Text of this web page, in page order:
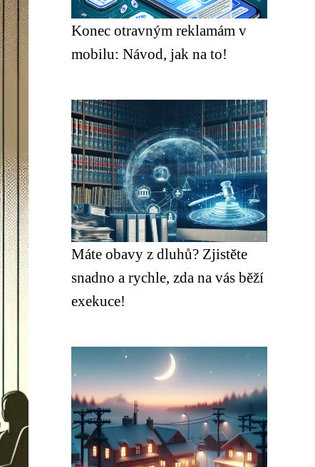
Konec otravným reklamám v
mobilu: Návod, jak na to!
Máte obavy z dluhů? Zjistěte
snadno a rychle, zda na vás běží
exekuce!